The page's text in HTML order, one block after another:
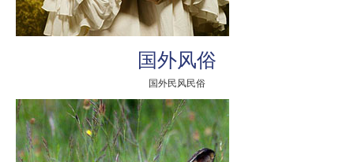
国外风俗
国外民风民俗